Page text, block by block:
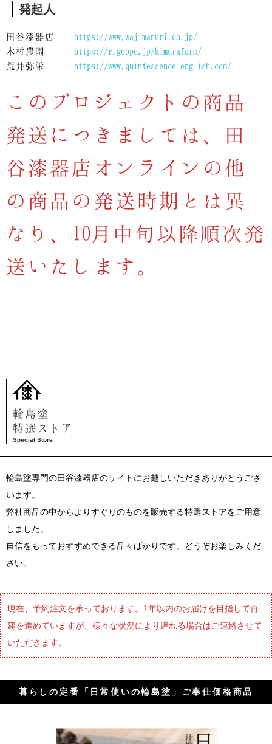
発起人
田谷漆器店 https://www.wajimanuri.co.jp/
木村農園 https://r.goope.jp/kimurafarm/
荒井弥栄 https://www.quintessence-english.com/
このプロジェクトの商品
発送につきましては、田
谷漆器店オンラインの他
の商品の発送時期とは異
なり、10月中旬以降順次発
送いたします。
輪島塗
特選ストア
Special Store
輪島塗専門の田谷漆器店のサイトにお越しいただきありがとうござ
います。
弊社商品の中からよりすぐりのものを販売する特選ストアをご用意
しました。
自信をもっておすすめできる品々ばかりです。どうぞお楽しみくだ
さい。
現在、予約注文を承っております。1年以内のお届けを目指して再
建を進めていますが、様々な状況により遅れる場合はご連絡させて
いただきます。
暮らしの定番「日常使いの輪島塗」ご奉仕価格商品